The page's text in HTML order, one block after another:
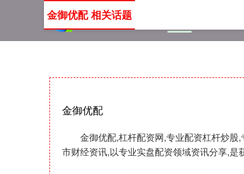
金御优配
金御优配,杠杆配资网,专业配资杠杆炒
市财经资讯,以专业实盘配资领域资讯分享,是
金御优配 相关话题